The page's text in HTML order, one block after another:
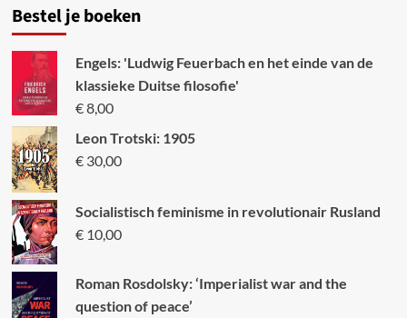
Bestel je boeken
Engels: 'Ludwig Feuerbach en het einde van de
klassieke Duitse filosofie'
€8,00
Leon Trotski: 1905
€30,00
Socialistisch feminisme in revolutionair Rusland
€10,00
Roman Rosdolsky: ‘Imperialist war and the
question of peace’